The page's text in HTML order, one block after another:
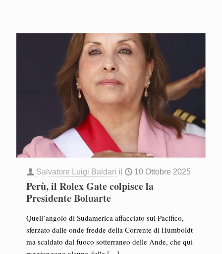
Salvatore Luigi Baldari il 10 Ottobre 2025
Perù, il Rolex Gate colpisce la
Presidente Boluarte
Quell’angolo di Sudamerica affacciato sul Pacifico,
sferzato dalle onde fredde della Corrente di Humboldt
ma scaldato dal fuoco sotterraneo delle Ande, che qui